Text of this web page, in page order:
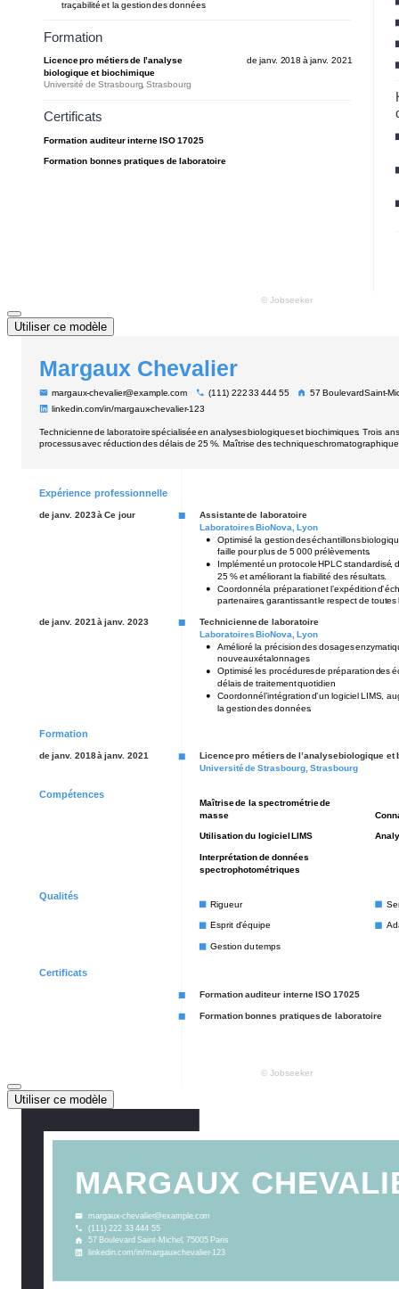
Utiliser ce modèle
Utiliser ce modèle